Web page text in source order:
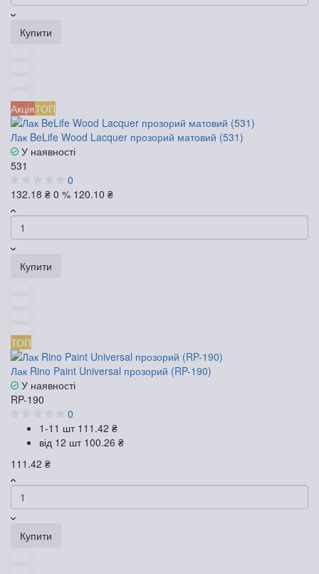
Купити
АкціяТОП
Лак BeLife Wood Lacquer прозорий матовий (531)
У наявності
531
0
132.18 ₴ 0 % 120.10 ₴
Купити
ТОП
Лак Rino Paint Universal прозорий (RP-190)
У наявності
RP-190
0
1-11 шт 111.42 ₴
від 12 шт 100.26 ₴
111.42 ₴
Купити